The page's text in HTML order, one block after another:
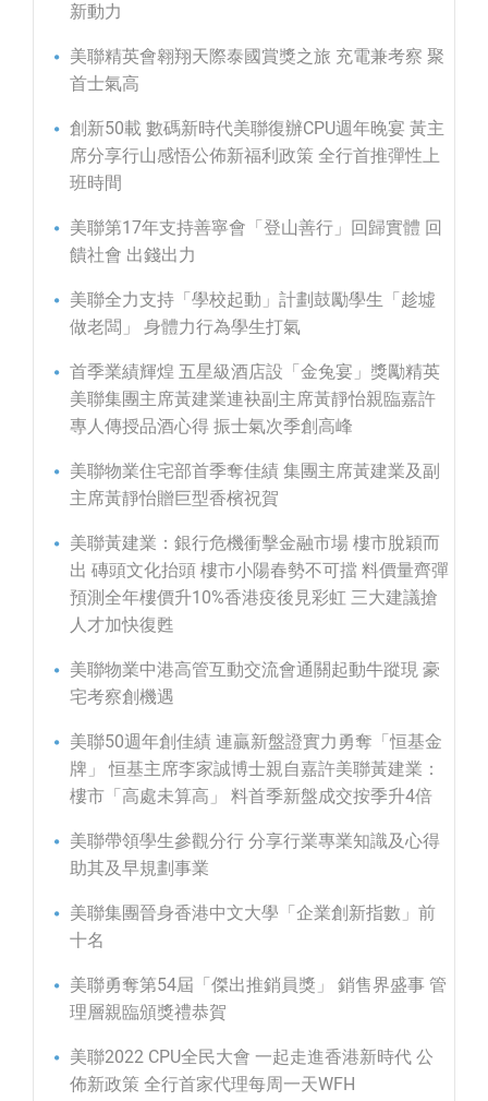
新動力
美聯精英會翱翔天際泰國賞獎之旅 充電兼考察 聚
首士氣高
創新50載 數碼新時代美聯復辦CPU週年晚宴 黃主
席分享行山感悟公佈新福利政策 全行首推彈性上
班時間
美聯第17年支持善寧會「登山善行」回歸實體 回
饋社會 出錢出力
美聯全力支持「學校起動」計劃鼓勵學生「趁墟
做老闆」 身體力行為學生打氣
首季業績輝煌 五星級酒店設「金兔宴」獎勵精英
美聯集團主席黃建業連袂副主席黃靜怡親臨嘉許
專人傳授品酒心得 振士氣次季創高峰
美聯物業住宅部首季奪佳績 集團主席黃建業及副
主席黃靜怡贈巨型香檳祝賀
美聯黃建業：銀行危機衝擊金融市場 樓市脫穎而
出 磚頭文化抬頭 樓市小陽春勢不可擋 料價量齊彈
預測全年樓價升10%香港疫後見彩虹 三大建議搶
人才加快復甦
美聯物業中港高管互動交流會通關起動牛蹤現 豪
宅考察創機遇
美聯50週年創佳績 連贏新盤證實力勇奪「恒基金
牌」 恒基主席李家誠博士親自嘉許美聯黃建業：
樓市「高處未算高」 料首季新盤成交按季升4倍
美聯帶領學生參觀分行 分享行業專業知識及心得
助其及早規劃事業
美聯集團晉身香港中文大學「企業創新指數」前
十名
美聯勇奪第54屆「傑出推銷員獎」 銷售界盛事 管
理層親臨頒獎禮恭賀
美聯2022 CPU全民大會 一起走進香港新時代 公
佈新政策 全行首家代理每周一天WFH